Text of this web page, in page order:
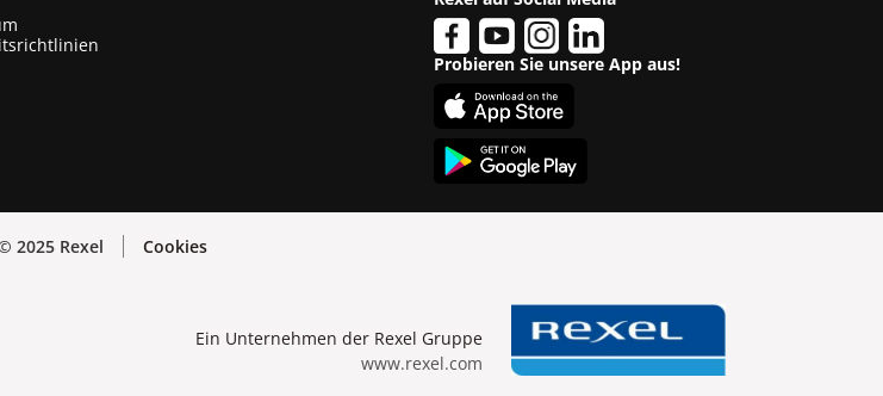
Probieren Sie unsere App aus!
2025 Rexel Cookies
Ein Unternehmen der Rexel Gruppe
www.rexel.com